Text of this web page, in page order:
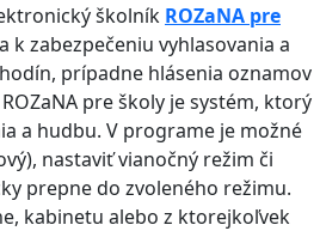
školník ROZaNA pre
zabezpečeniu vyhlasovania a
prípadne hlásenia oznamov
pre školy je systém, ktorý
a hudbu. V programe je možné
nastaviť vianočný režim či
prepne do zvoleného režimu.
kabinetu alebo z ktorejkoľvek